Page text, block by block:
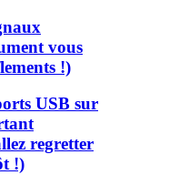
vous
!)
USB sur
regretter
!)